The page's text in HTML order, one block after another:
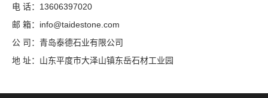
电 话：13606397020
邮 箱：info@taidestone.com
公 司：青岛泰德石业有限公司
地 址：山东平度市大泽山镇东岳石材工业园